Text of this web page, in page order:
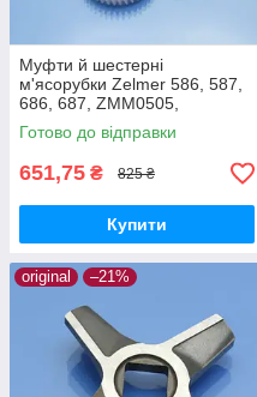
Муфти й шестерні
м'ясорубки Zelmer 586, 587,
686, 687, ZMM0505,
ZMM0554, ZMM0805,
ZMM0815, ZMM0854,
ZMM0905, ZMM0954,
ZMM1005
Готово до відправки
651,75 ₴ 825 ₴
Купити
original –21%